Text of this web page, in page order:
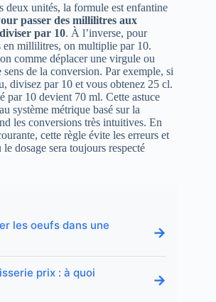
deux unités, la formule est enfantine
passer des millilitres aux
par 10. À l’inverse, pour
en millilitres, on multiplie par 10.
comme déplacer une virgule ou
de la conversion. Par exemple, si
divisez par 10 et vous obtenez 25 cl.
par 10 devient 70 ml. Cette astuce
système métrique basé sur la
les conversions très intuitives. En
cette règle évite les erreurs et
dosage sera toujours respecté
les oeufs dans une
→
prix : à quoi
→